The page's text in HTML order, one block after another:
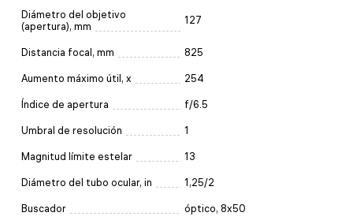
Diámetro del objetivo
(apertura), mm
127
Distancia focal, mm 825
Aumento máximo útil, x 254
Índice de apertura f/6.5
Umbral de resolución 1
Magnitud límite estelar 13
Diámetro del tubo ocular, in 1,25/2
Buscador óptico, 8x50